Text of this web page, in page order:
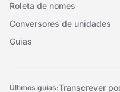
Roleta de nomes
Conversores de unidades
Guias
Últimos guias:Transcrever